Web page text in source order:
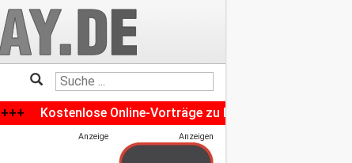
Online-Vorträge zu Heizungs-Modernisierung und
Anzeige Anzeigen